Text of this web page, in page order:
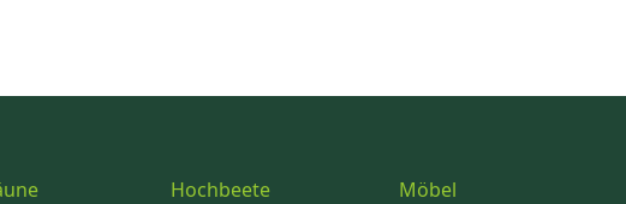
Hochbeete Möbel